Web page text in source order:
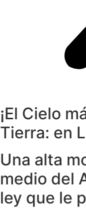
¡El Cielo
Tierra: en
Una alta
medio del
ley que le